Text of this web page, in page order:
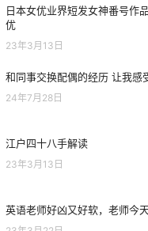
日本女优业界短发女神番号作
优
23年3月13日
和同事交换配偶的经历 让我感
24年7月28日
江户四十八手解读
23年3月13日
英语老师好凶又好软，老师今